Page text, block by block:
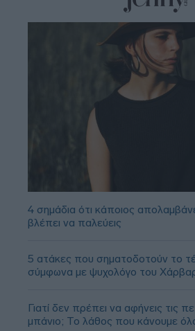
4 σημάδια ότι κάποιος
βλέπει να παλεύεις
5 ατάκες που σηματοδοτούν το
σύμφωνα με ψυχολόγο του
Γιατί δεν πρέπει να αφήνεις τις
μπάνιο; Το λάθος που κάνουμε